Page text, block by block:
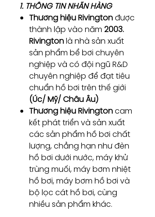
1. THÔNG TIN NHÃN HÀNG
Thương hiệu Rivingtonđược
thành lập vào năm 2003.
Rivingtonlà nhà sản xuất
sản phẩm bể bơi chuyên
nghiệp và có đội ngũ R&D
chuyên nghiệp để đạt tiêu
chuẩn hồ bơi trên thế giới
(Úc/ Mỹ/ Châu Âu)
Thương hiệu Rivingtoncam
kết phát triển và sản xuất
các sản phẩm hồ bơi chất
lượng, chẳng hạn như đèn
hồ bơi dưới nước, máy khử
trùng muối, máy bơm nhiệt
hồ bơi, máy bơm hồ bơi và
bộ lọc cát hồ bơi, cùng
nhiều sản phẩm khác.